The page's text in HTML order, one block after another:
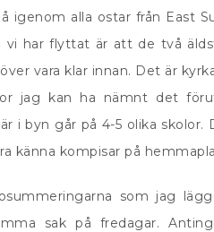
igenom alla ostar från East
vi har flyttat är att de två
vara klar innan. Det är
jag kan ha nämnt det
i byn går på 4-5 olika
känna kompisar på
som jag
sak på fredagar.